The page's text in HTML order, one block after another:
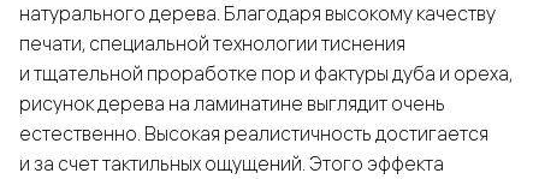
натурального дерева. Благодаря высокому качеству
печати, специальной технологии тиснения
и тщательной проработке пор и фактуры дуба и ореха,
рисунок дерева на ламинатине выглядит очень
естественно. Высокая реалистичность достигается
и за счет тактильных ощущений. Этого эффекта